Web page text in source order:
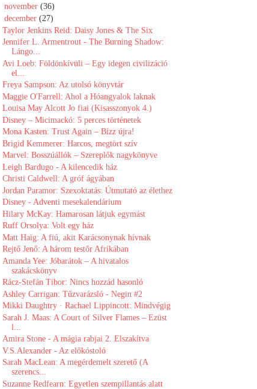
november(36)
december(27)
Taylor Jenkins Reid: Daisy Jones & The Six
Jennifer L. Armentrout - The Burning Shadow:
Lángo...
Avi Loeb: Földönkívüli – Egy idegen civilizáció
el...
Freya Sampson: Az utolsó könyvtár
Maggie O'Farrell: Ahol a Hóangyalok laknak
Louisa May Alcott Jo ​fiai (Kisasszonyok 4.)
Disney ​– Micimackó: 5 perces történetek
Mona Kasten: Trust Again – Bízz újra!
Brigid Kemmerer: Harcos, megtört szív
Marvel: ​Bosszúállók – Szereplők nagykönyve
Leigh Bardugo - A kilencedik ház
Christi Caldwell: A ​gróf ágyában
Jordan Paramor: Szexoktatás: Útmutató az élethez
Disney - Adventi mesekalendárium
Hilary McKay: Hamarosan ​látjuk egymást
Ruff Orsolya: Volt egy ház
Matt Haig: A fiú, akit Karácsonynak hívnak
Rejtő Jenő: A három testőr Afrikában
Amanda Yee: Jóbarátok ​– A hivatalos
szakácskönyv
Rácz-Stefán Tibor: Nincs hozzád hasonló
Ashley Carrigan: Tűzvarázsló - Negin #2
Mikki Daughtry · Rachael Lippincott: Mindvégig
Sarah J. Maas: A ​Court of Silver Flames – Ezüst
l...
Amira Stone - A mágia rabjai 2. Elszakítva
V.S.Alexander - Az előkóstoló
Sarah MacLean: A ​megérdemelt szerető (A
szerencs...
Suzanne Redfearn: Egyetlen szempillantás alatt